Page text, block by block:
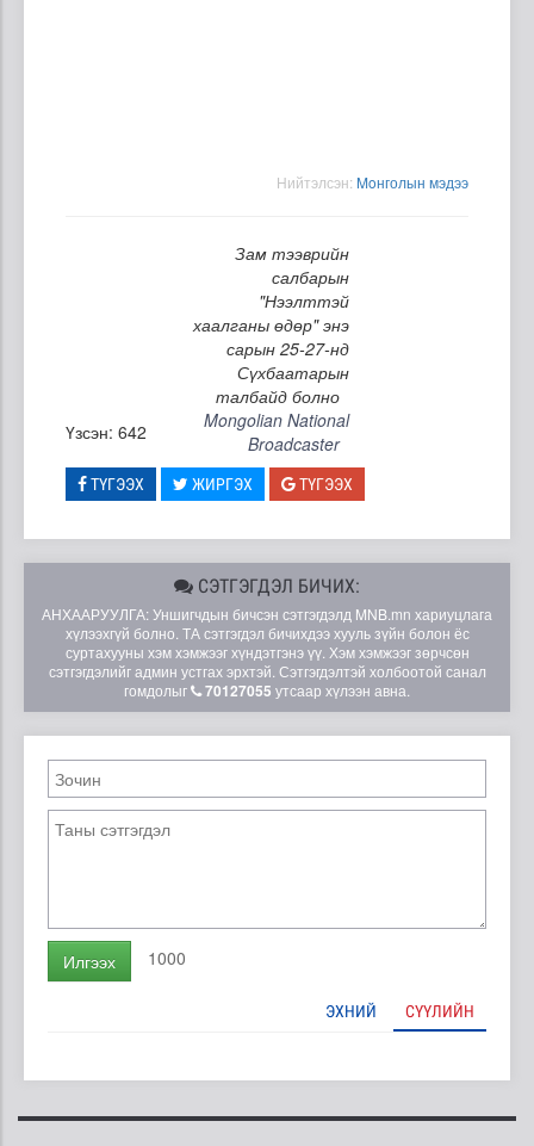
Нийтэлсэн: Moнголын мэдээ
Зам тээврийн
салбарын
"Нээлттэй
хаалганы өдөр" энэ
сарын 25-27-нд
Сүхбаатарын
талбайд болно
Үзсэн: 642
Mongolian National
Broadcaster
ТҮГЭЭХ ЖИРГЭХ ТҮГЭЭХ
СЭТГЭГДЭЛ БИЧИХ:
АНХААРУУЛГА: Уншигчдын бичсэн сэтгэгдэлд MNB.mn хариуцлага
хүлээхгүй болно. ТА сэтгэгдэл бичихдээ хууль зүйн болон ёс
суртахууны хэм хэмжээг хүндэтгэнэ үү. Хэм хэмжээг зөрчсөн
сэтгэгдэлийг админ устгах эрхтэй. Сэтгэгдэлтэй холбоотой санал
гомдолыг
70127055 утсаар хүлээн авна.
Илгээх 1000
ЭХНИЙ СҮҮЛИЙН